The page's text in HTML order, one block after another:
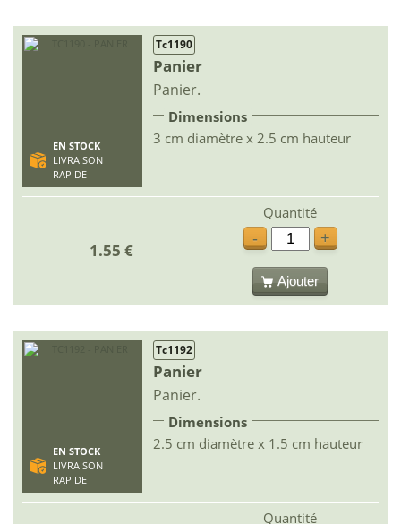
EN STOCK
LIVRAISON
RAPIDE
Tc1190
Panier
Panier.
Dimensions
3 cm diamètre x 2.5 cm hauteur
1.55 €
Quantité
-
+
Ajouter
EN STOCK
LIVRAISON
RAPIDE
Tc1192
Panier
Panier.
Dimensions
2.5 cm diamètre x 1.5 cm hauteur
Quantité